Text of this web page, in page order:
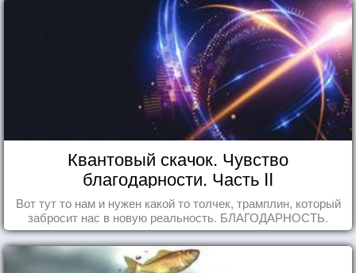
Квантовый скачок. Чувство
благодарности. Часть II
Вот тут то нам и нужен какой то толчек, трамплин, который
забросит нас в новую реальность. БЛАГОДАРНОСТЬ.